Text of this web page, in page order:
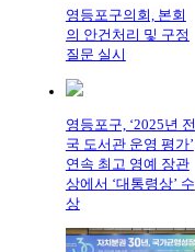
영등포구의회, 본회
의 안건처리 및 구정
질문 실시
영등포구, ‘2025년 전
국 도서관 운영 평가’
연속 최고 영예 장관
상에서 ‘대통령상’ 수
상